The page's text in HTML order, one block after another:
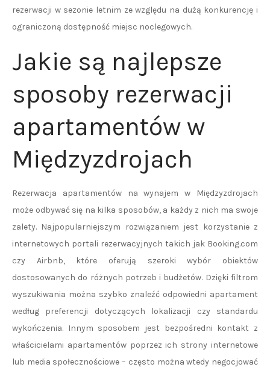
rezerwacji w sezonie letnim ze względu na dużą konkurencję i
ograniczoną dostępność miejsc noclegowych.
Jakie są najlepsze
sposoby rezerwacji
apartamentów w
Międzyzdrojach
Rezerwacja apartamentów na wynajem w Międzyzdrojach
może odbywać się na kilka sposobów, a każdy z nich ma swoje
zalety. Najpopularniejszym rozwiązaniem jest korzystanie z
internetowych portali rezerwacyjnych takich jak Booking.com
czy Airbnb, które oferują szeroki wybór obiektów
dostosowanych do różnych potrzeb i budżetów. Dzięki filtrom
wyszukiwania można szybko znaleźć odpowiedni apartament
według preferencji dotyczących lokalizacji czy standardu
wykończenia. Innym sposobem jest bezpośredni kontakt z
właścicielami apartamentów poprzez ich strony internetowe
lub media społecznościowe – często można wtedy negocjować